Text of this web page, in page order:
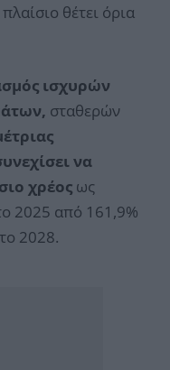
θέτει όρια
ισχυρών
σταθερών
να
χρέος ως
2025 από 161,9%
2028.